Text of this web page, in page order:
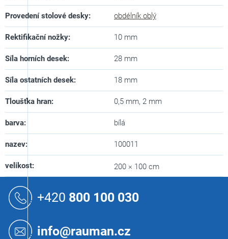
Provedení stolové desky: obdélník oblý
Rektifikační nožky: 10 mm
Síla horních desek: 28 mm
Síla ostatních desek: 18 mm
Tloušťka hran: 0,5 mm, 2 mm
barva: bílá
nazev: 100011
velikost: 200 × 100 cm
+420 800 100 030
info@rauman.cz